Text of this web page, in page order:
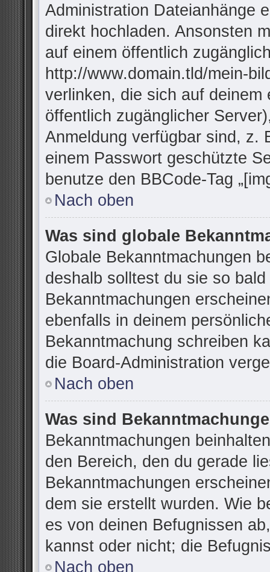
Administration Dateianhänge
direkt hochladen. Ansonsten
auf einem öffentlich
http://www.domain.tld/mein-
verlinken, die sich auf
öffentlich zugänglicher
Anmeldung verfügbar sind, z.
einem Passwort geschützte
benutze den BBCode-Tag
Nach oben
Was sind globale
Globale Bekanntmachungen
deshalb solltest du sie so
Bekanntmachungen
ebenfalls in deinem
Bekanntmachung schreiben
die Board-Administration
Nach oben
Was sind
Bekanntmachungen
den Bereich, den du gerade
Bekanntmachungen
dem sie erstellt wurden. Wie
es von deinen Befugnissen
kannst oder nicht; die
Nach oben